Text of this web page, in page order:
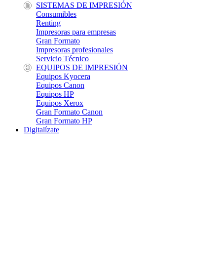
SISTEMAS DE IMPRESIÓN
Consumibles
Renting
Impresoras para empresas
Gran Formato
Impresoras profesionales
Servicio Técnico
EQUIPOS DE IMPRESIÓN
Equipos Kyocera
Equipos Canon
Equipos HP
Equipos Xerox
Gran Formato Canon
Gran Formato HP
Digitalízate